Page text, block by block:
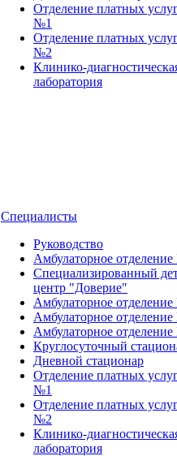
Отделение платных
№1
Отделение платных
№2
Клинико-
лаборатория
Специалисты
Руководство
Амбулаторное
Специализированный
центр "Доверие"
Амбулаторное
Амбулаторное
Амбулаторное
Круглосуточный
Дневной стационар
Отделение платных
№1
Отделение платных
№2
Клинико-
лаборатория